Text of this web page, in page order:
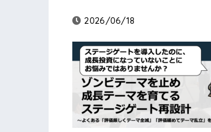
2026/06/18